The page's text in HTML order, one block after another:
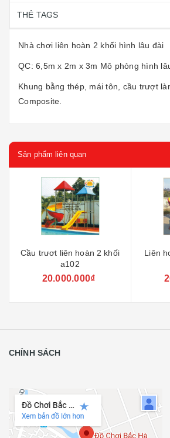
THẺ TAGS
Nhà chơi liên hoàn 2 khối hình lâu đài
QC: 6,5m x 2m x 3m Mô phỏng hình
Khung bằng thép, mái tôn, cầu trượt
Composite.
Sản phẩm liên quan
Cầu trươt liên hoàn 2 khối
a102
20.000.000₫
Liên
CHÍNH SÁCH